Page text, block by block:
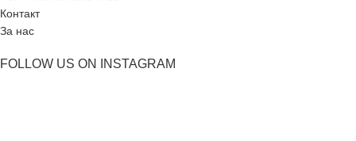
Контакт
За нас
FOLLOW US ON INSTAGRAM